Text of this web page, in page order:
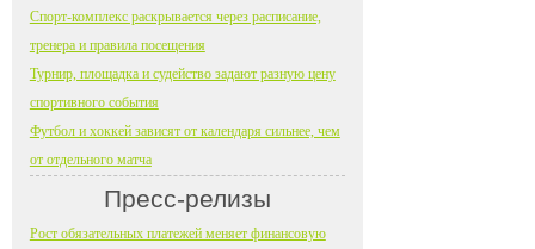
Спорт-комплекс раскрывается через расписание,
тренера и правила посещения
Турнир, площадка и судейство задают разную цену
спортивного события
Футбол и хоккей зависят от календаря сильнее, чем
от отдельного матча
Пресс-релизы
Рост обязательных платежей меняет финансовую